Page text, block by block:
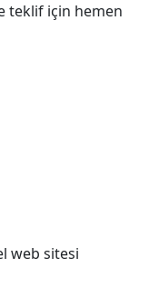
teklif için hemen
web sitesi